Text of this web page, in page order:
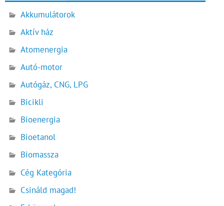
Akkumulátorok
Aktív ház
Atomenergia
Autó-motor
Autógáz, CNG, LPG
Bicikli
Bioenergia
Bioetanol
Biomassza
Cég Kategória
Csináld magad!